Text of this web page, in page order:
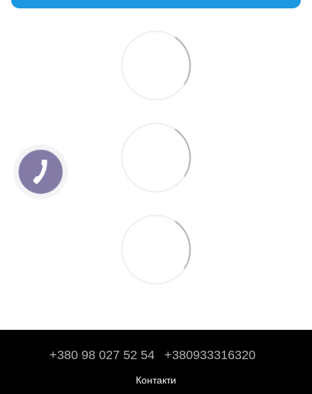
+380 98 027 52 54 +380933316320
Контакти